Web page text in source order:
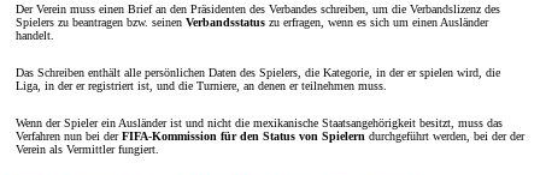
Der Verein muss einen Brief an den Präsidenten des Verbandes schreiben, um die Verbandslizenz des
Spielers zu beantragen bzw. seinen Verbandsstatus zu erfragen, wenn es sich um einen Ausländer
handelt.
Das Schreiben enthält alle persönlichen Daten des Spielers, die Kategorie, in der er spielen wird, die
Liga, in der er registriert ist, und die Turniere, an denen er teilnehmen muss.
Wenn der Spieler ein Ausländer ist und nicht die mexikanische Staatsangehörigkeit besitzt, muss das
Verfahren nun bei derFIFA-Kommission für den Status von Spielern durchgeführt werden, bei der der
Verein als Vermittler fungiert.